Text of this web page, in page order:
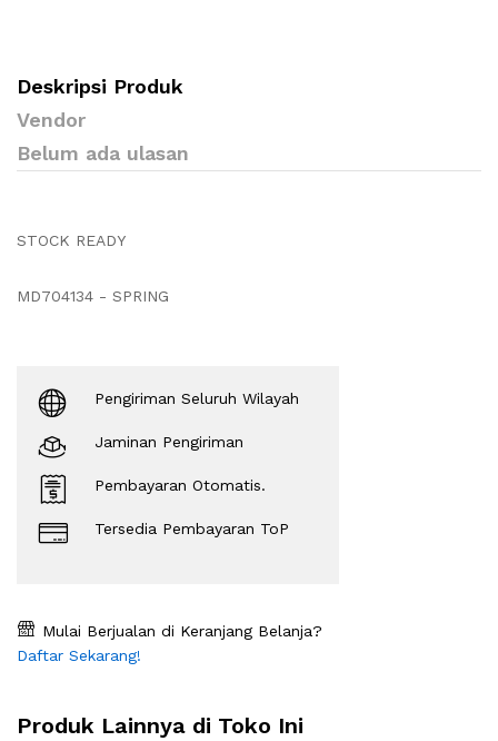
Deskripsi Produk
Vendor
Belum ada ulasan
STOCK READY
MD704134 - SPRING
Pengiriman Seluruh Wilayah
Jaminan Pengiriman
Pembayaran Otomatis.
Tersedia Pembayaran ToP
Mulai Berjualan di Keranjang Belanja?
Daftar Sekarang!
Produk Lainnya di Toko Ini